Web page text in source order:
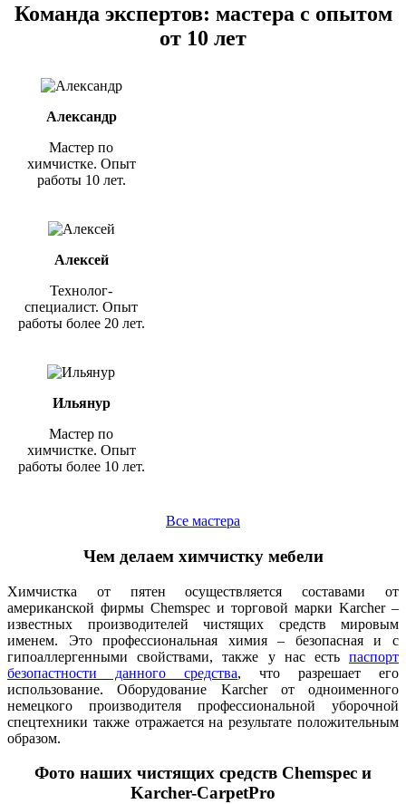
Команда экспертов: мастера с опытом
от 10 лет
Александр
Мастер по
химчистке. Опыт
работы 10 лет.
Алексей
Технолог-
специалист. Опыт
работы более 20 лет.
Ильянур
Мастер по
химчистке. Опыт
работы более 10 лет.
Все мастера
Чем делаем химчистку мебели
Химчистка от пятен осуществляется составами от
американской фирмы Chemspec и торговой марки Karcher –
известных производителей чистящих средств мировым
именем. Это профессиональная химия – безопасная и с
гипоаллергенными свойствами, также у нас есть паспорт
безопастности данного средства, что разрешает его
использование. Оборудование Karcher от одноименного
немецкого производителя профессиональной уборочной
спецтехники также отражается на результате положительным
образом.
Фото наших чистящих средств Chemspec и
Karcher-CarpetPro